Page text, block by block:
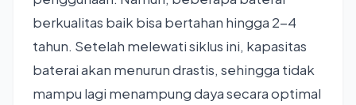
berkualitas baik bisa bertahan hingga 2-4
tahun. Setelah melewati siklus ini, kapasitas
baterai akan menurun drastis, sehingga tidak
mampu lagi menampung daya secara optimal